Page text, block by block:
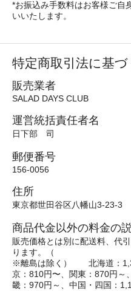
*お振込み手数料はお客様ご自
いいたします。
特定商取引法に基
販売業者
SALAD DAYS CLUB
運営統括責任者名
日下部 司
郵便番号
156-0056
住所
東京都世田谷区八幡山3-23-3
商品代金以外の料金の
販売価格とは別に配送料、代
ります。（
※離島は除く） 北海道：
京：810円〜、関東：870円～
畿：970円～、中国・四国：